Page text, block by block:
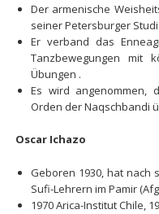
Der armenische
seiner Petersburger
Er verband das
Tanzbewegungen mit
Übungen .
Es wird angenommen,
Orden der Naqschbandi
Oscar Ichazo
Geboren 1930, hat nach
Sufi-Lehrern im Pamir
1970 Arica-Institut Chile,